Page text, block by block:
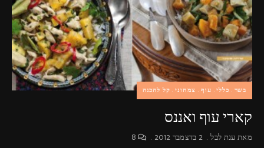
פרסומות,
מדיה
דיגיטלית
ועוד.
בשר כללי עוף צמחוני קל להכנה
קארי עוף ואננס
מאתענת לבל 2 בדצמבר 2012